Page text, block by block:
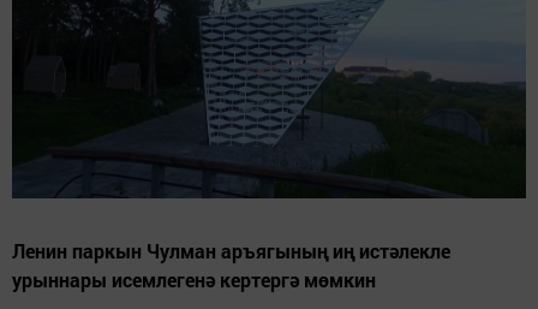
Ленин паркын Чулман аръягының иң истәлекле
урыннары исемлегенә кертергә мөмкин